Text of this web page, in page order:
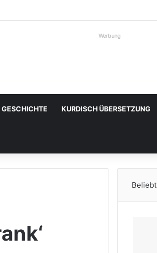
Werbung
KURDISCH ÜBERSETZUNG
Beliebt